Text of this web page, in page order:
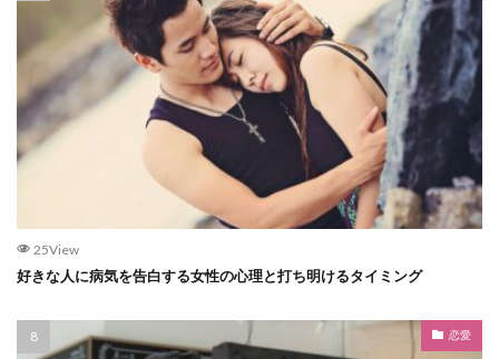
25View
好きな人に病気を告白する女性の心理と打ち明けるタイミング
恋愛